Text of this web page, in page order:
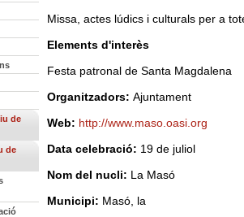
de
de
Missa, actes lúdics i culturals per a
Elements d'interès
Festa patronal de Santa Magdalena
Organitzadors: Ajuntament
Web: http://www.maso.oasi.org
Data celebració: 19 de juliol
Nom del nucli: La Masó
Municipi: Masó, la